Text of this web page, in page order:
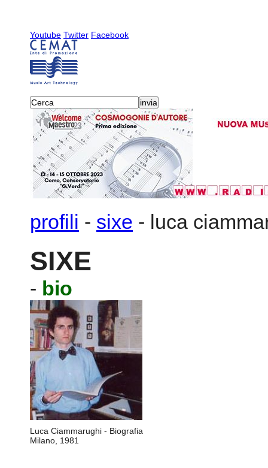
Youtube Twitter Facebook
profili - sixe - luca
SIXE
- bio
Luca Ciammarughi - Biografia
Milano, 1981